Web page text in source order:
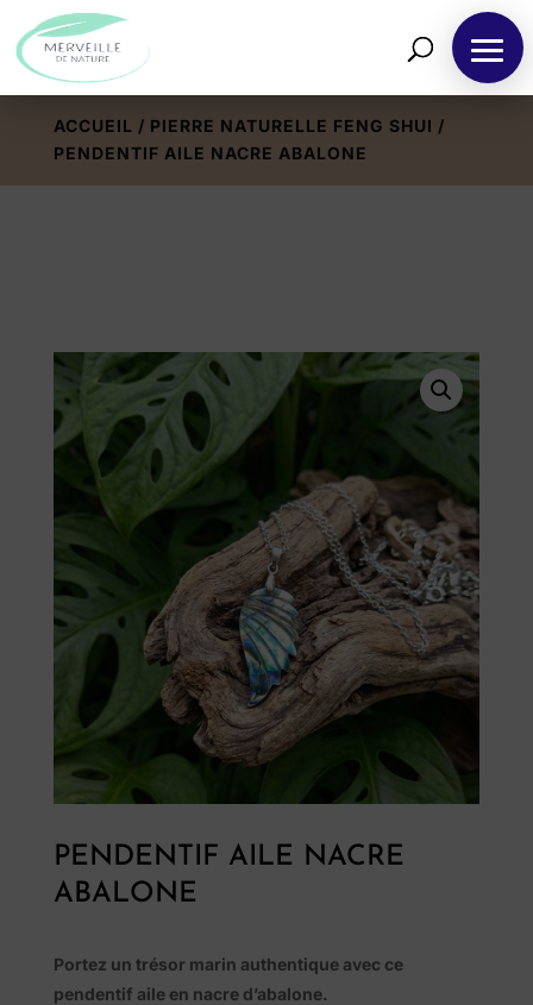
ACCUEIL / PIERRE NATURELLE FENG SHUI /
PENDENTIF AILE NACRE ABALONE
PENDENTIF AILE NACRE
ABALONE
Portez un trésor marin authentique avec ce
pendentif aile en nacre d’abalone.